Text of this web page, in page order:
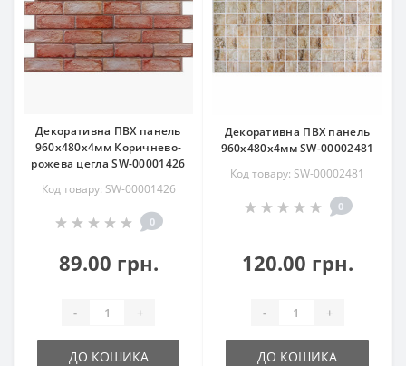
Декоративна ПВХ панель
960х480х4мм Коричнево-
рожева цегла SW-00001426
Код товару: SW-00001426
0
89.00 грн.
- +
ДО КОШИКА
Декоративна ПВХ панель
960х480х4мм SW-00002481
Код товару: SW-00002481
0
120.00 грн.
- +
ДО КОШИКА